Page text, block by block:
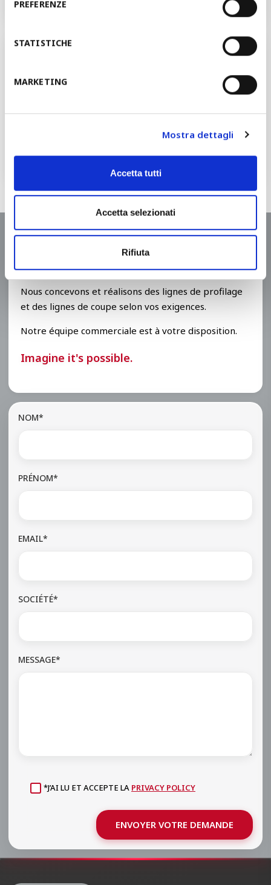
PREFERENZE
STATISTICHE
MARKETING
Mostra dettagli
Accetta tutti
Accetta selezionati
Rifiuta
Voulez-vous parler de votre projet
Vous serez contacté dans 48 heures
Demandez un devis
Nous concevons et réalisons des lignes de profilage
et des lignes de coupe selon vos exigences.
Notre équipe commerciale est à votre disposition.
Imagine it's possible.
NOM*
PRÉNOM*
EMAIL*
SOCIÉTÉ*
MESSAGE*
*J’AI LU ET ACCEPTE LA PRIVACY POLICY
ENVOYER VOTRE DEMANDE